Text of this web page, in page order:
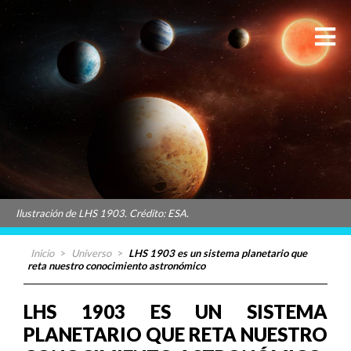
Ilustración de LHS 1903. Crédito: ESA.
Inicio > Universo > LHS 1903 es un sistema planetario que
reta nuestro conocimiento astronómico
LHS 1903 ES UN SISTEMA
PLANETARIO QUE RETA NUESTRO